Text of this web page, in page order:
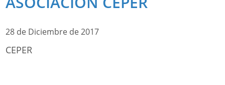
28 de Diciembre de 2017
CEPER